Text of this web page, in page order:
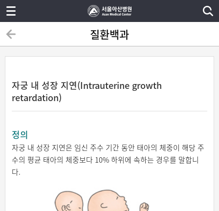
질환백과
자궁 내 성장 지연(Intrauterine growth
retardation)
정의
자궁 내 성장 지연은 임신 주수 기간 동안 태아의 체중이 해당 주
수의 평균 태아의 체중보다 10% 하위에 속하는 경우를 말합니
다.